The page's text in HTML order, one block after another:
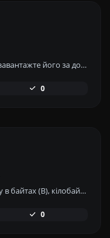
Створіть свій власний підпис і легко завантажте його за допомогою нашого інструменту генератора підписів для персоналізованих електронних підписів.
0
Розрахуйте розмір будь-якого тексту в байтах (B), кілобайтах (KB) або мегабайтах (MB) за допомогою нашого інструменту для обчислення розміру тексту.
0